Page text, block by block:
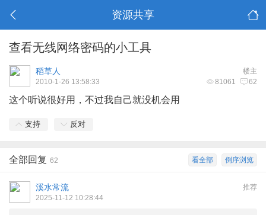
资源共享
查看无线网络密码的小工具
楼主
稻草人
81061 62
2010-1-26 13:58:33
这个听说很好用，不过我自己就没机会用
支持 反对
倒序浏览
看全部
全部回复 62
推荐
溪水常流
2025-11-12 10:28:44